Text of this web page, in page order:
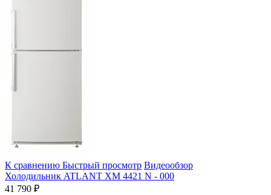
К сравнению Быстрый просмотр Видеообзор
Холодильник ATLANT ХМ 4421 N - 000
41 790 ₽